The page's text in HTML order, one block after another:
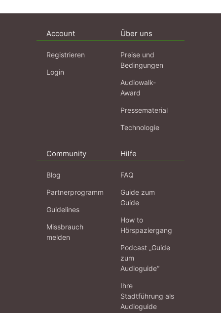
Account
Registrieren
Login
Über uns
Preise und
Bedingungen
Audiowalk-
Award
Pressematerial
Technologie
Community
Blog
Partnerprogramm
Guidelines
Missbrauch
melden
Hilfe
FAQ
Guide zum
Guide
How to
Hörspaziergang
Podcast „Guide
zum
Audioguide“
Ihre
Stadtführung als
Audioguide